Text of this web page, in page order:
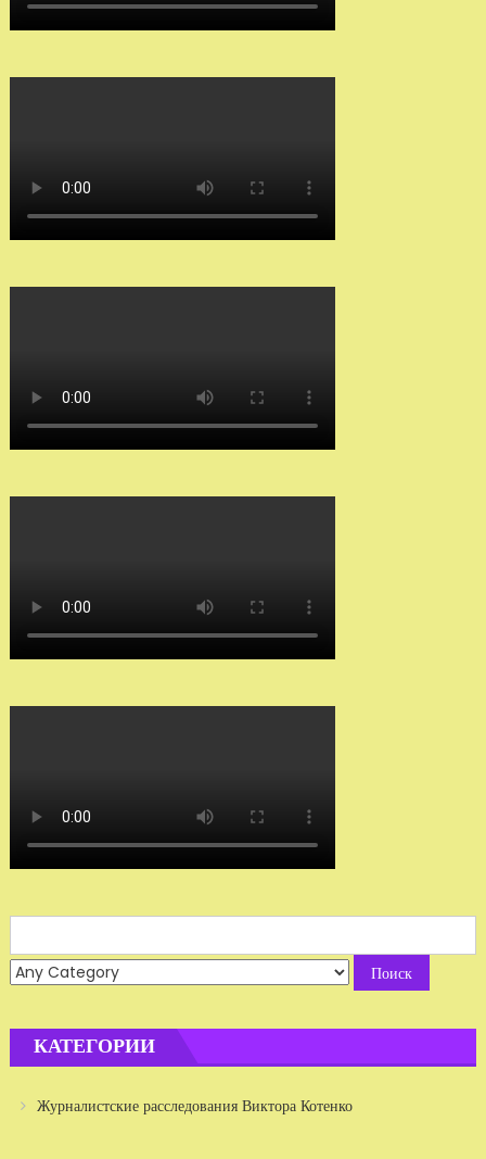
for:
КАТЕГОРИИ
Журналистские расследования Виктора Котенко